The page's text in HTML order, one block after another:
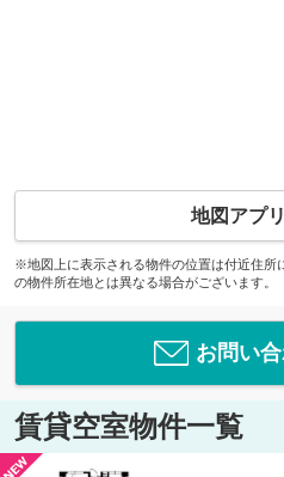
地図アプ
※地図上に表示される物件の位置は付近住所
の物件所在地とは異なる場合がございます。
お問い
賃貸空室物件一覧